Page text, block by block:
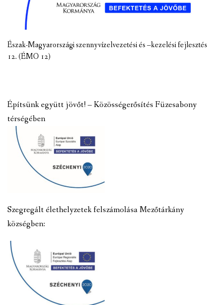
Észak-Magyarországi szennyvízelvezetési és –kezelési fejlesztés
12. (ÉMO 12)
Építsünk együtt jövőt! – Közösségerősítés Füzesabony
térségében
Szegregált élethelyzetek felszámolása Mezőtárkány
községben: